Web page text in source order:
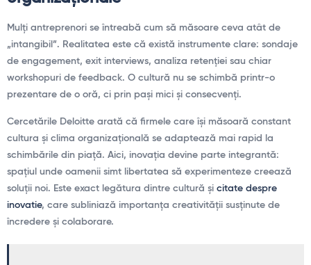
Mulți antreprenori se întreabă cum să măsoare ceva atât de
„intangibil”. Realitatea este că există instrumente clare: sondaje
de engagement, exit interviews, analiza retenției sau chiar
workshopuri de feedback. O cultură nu se schimbă printr-o
prezentare de o oră, ci prin pași mici și consecvenți.
Cercetările Deloitte arată că firmele care își măsoară constant
cultura și clima organizațională se adaptează mai rapid la
schimbările din piață. Aici, inovația devine parte integrantă:
spațiul unde oamenii simt libertatea să experimenteze creează
soluții noi. Este exact legătura dintre cultură și citate despre
inovatie, care subliniază importanța creativității susținute de
încredere și colaborare.